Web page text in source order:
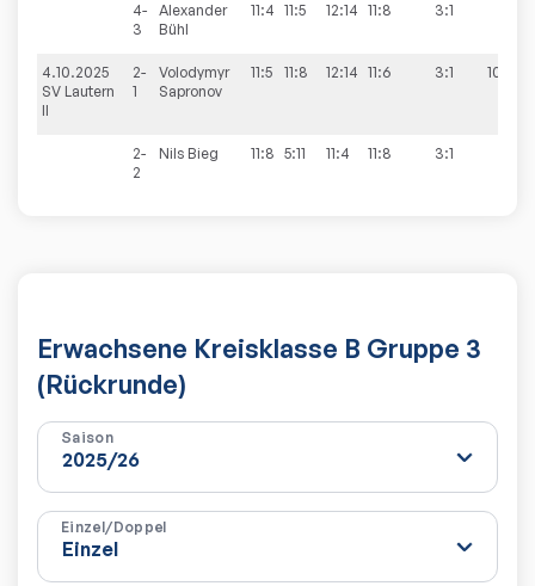
4-
3
Alexander
Bühl
11:4 11:5 12:14 11:8 3:1
4.10.2025
SV Lautern
II
2-
1
Volodymyr
Sapronov
11:5 11:8 12:14 11:6 3:1 10:0
2-
2
Nils Bieg 11:8 5:11 11:4 11:8 3:1
Erwachsene Kreisklasse B Gruppe 3
(Rückrunde)
Saison
Einzel/Doppel